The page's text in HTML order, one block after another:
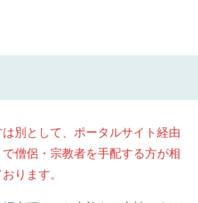
別として、ポータルサイト経由
で僧侶・宗教者を手配する方が相
ります。